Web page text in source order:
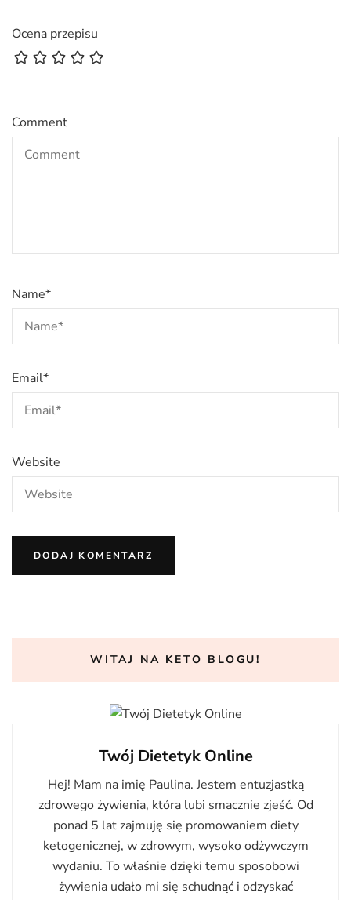
Ocena przepisu
Comment
Name*
Email*
Website
WITAJ NA KETO BLOGU!
Twój Dietetyk Online
Hej! Mam na imię Paulina. Jestem entuzjastką
zdrowego żywienia, która lubi smacznie zjeść. Od
ponad 5 lat zajmuję się promowaniem diety
ketogenicznej, w zdrowym, wysoko odżywczym
wydaniu. To właśnie dzięki temu sposobowi
żywienia udało mi się schudnąć i odzyskać